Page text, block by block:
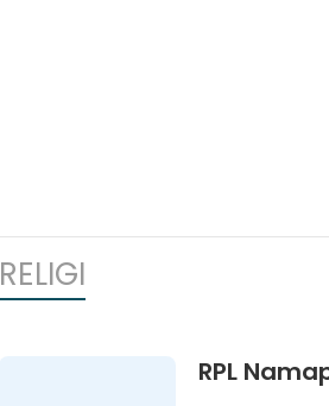
RELIGI
RPL